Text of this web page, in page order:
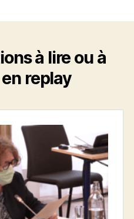
à lire ou à
replay